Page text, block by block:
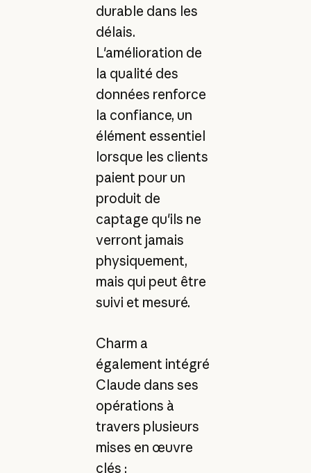
durable dans les
délais.
L'amélioration de
la qualité des
données renforce
la confiance, un
élément essentiel
lorsque les clients
paient pour un
produit de
captage qu'ils ne
verront jamais
physiquement,
mais qui peut être
suivi et mesuré.
Charm a
également intégré
Claude dans ses
opérations à
travers plusieurs
mises en œuvre
clés :